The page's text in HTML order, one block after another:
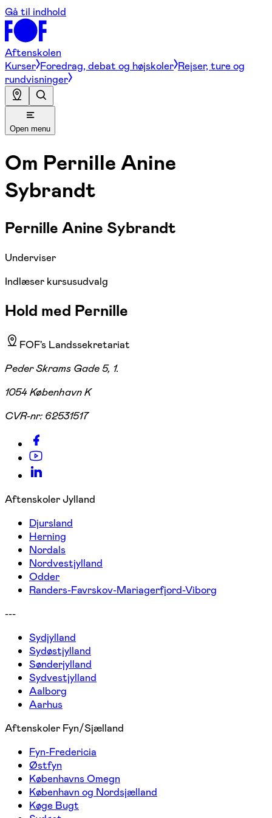
Gå til indhold
Aftenskolen
Kurser Foredrag, debat og højskoler Rejser, ture og
rundvisninger
Open menu
Om Pernille Anine
Sybrandt
Pernille Anine Sybrandt
Underviser
Indlæser kursusudvalg
Hold med Pernille
FOF's Landssekretariat
Peder Skrams Gade 5, 1.
1054 København K
CVR-nr: 62531517
Aftenskoler Jylland
Djursland
Herning
Nordals
Nordvestjylland
Odder
Randers-Favrskov-Mariagerfjord-Viborg
---
Sydjylland
Sydøstjylland
Sønderjylland
Sydvestjylland
Aalborg
Aarhus
Aftenskoler Fyn/Sjælland
Fyn-Fredericia
Østfyn
Københavns Omegn
København og Nordsjælland
Køge Bugt